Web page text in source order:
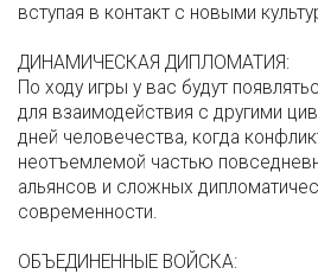
вступая в контакт с новыми
ДИНАМИЧЕСКАЯ ДИПЛОМАТИЯ:
По ходу игры у вас будут
для взаимодействия с другими
дней человечества, когда
неотъемлемой частью
альянсов и сложных
современности.
ОБЪЕДИНЕННЫЕ ВОЙСКА: